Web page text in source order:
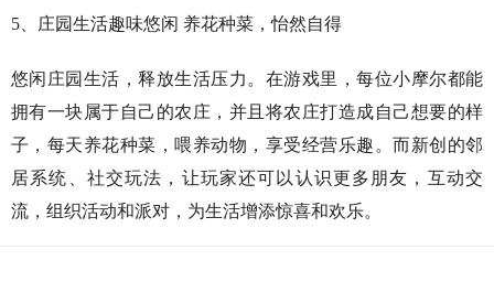
5、庄园生活趣味悠闲 养花种菜，怡然自得
悠闲庄园生活，释放生活压力。在游戏里，每位小摩尔都能
拥有一块属于自己的农庄，并且将农庄打造成自己想要的样
子，每天养花种菜，喂养动物，享受经营乐趣。而新创的邻
居系统、社交玩法，让玩家还可以认识更多朋友，互动交
流，组织活动和派对，为生活增添惊喜和欢乐。